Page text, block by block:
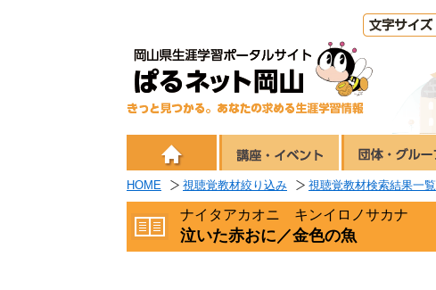
HOME 視聴覚教材絞り込み 視聴覚教材検索結果一覧
ナイタアカオニ キンイロノサカナ
泣いた赤おに／金色の魚